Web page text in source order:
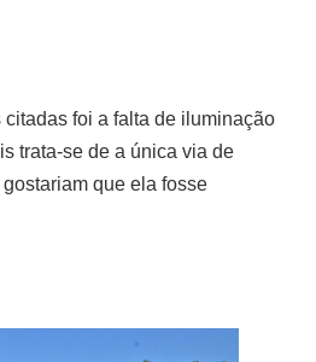
foi a falta de iluminação
trata-se de a única via de
que ela fosse